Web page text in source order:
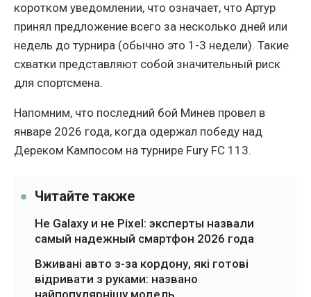
коротком уведомлении, что означает, что Артур
принял предложение всего за несколько дней или
недель до турнира (обычно это 1-3 недели). Такие
схватки представляют собой значительный риск
для спортсмена.
Напомним, что последний бой Минев провел в
январе 2026 года, когда одержал победу над
Дереком Кампосом на турнире Fury FC 113.
Читайте также
Не Galaxy и не Pixel: эксперты назвали
самый надежный смартфон 2026 года
Вживані авто з-за кордону, які готові
відривати з руками: названо